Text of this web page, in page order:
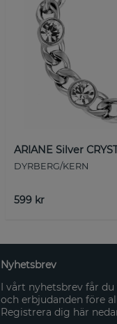
ARIANE Silver
DYRBERG/KERN
599 kr
Nyhetsbrev
I vårt nyhetsbrev får
och erbjudanden före
Registrera dig här